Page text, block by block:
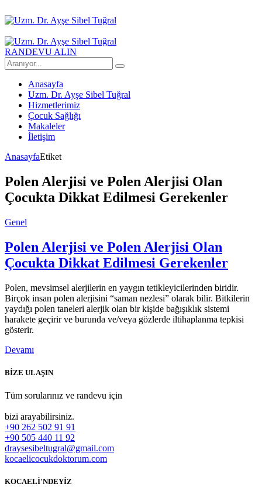
RANDEVU ALIN
Anasayfa
Uzm. Dr. Ayşe Sibel Tuğral
Hizmetlerimiz
Çocuk Sağlığı
Makaleler
İletişim
AnasayfaEtiket
Polen Alerjisi ve Polen Alerjisi Olan
Çocukta Dikkat Edilmesi Gerekenler
Genel
Polen Alerjisi ve Polen Alerjisi Olan
Çocukta Dikkat Edilmesi Gerekenler
Polen, mevsimsel alerjilerin en yaygın tetikleyicilerinden biridir.
Birçok insan polen alerjisini “saman nezlesi” olarak bilir. Bitkilerin
yaydığı polen taneleri alerjik olan bir kişide bağışıklık sistemi
harakete geçirir ve burunda ve/veya gözlerde iltihaplanma tepkisi
gösterir.
Devamı
BİZE ULAŞIN
Tüm sorularınız ve randevu için
bizi arayabilirsiniz.
+90 262 502 91 91
+90 505 440 11 92
draysesibeltugral@gmail.com
kocaelicocukdoktorum.com
KOCAELİ'NDEYİZ